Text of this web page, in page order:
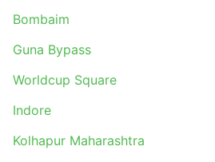
Bombaim
Guna Bypass
Worldcup Square
Indore
Kolhapur Maharashtra